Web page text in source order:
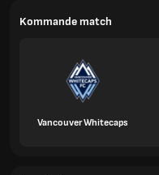
Kommande match
Vancouver Whitecaps